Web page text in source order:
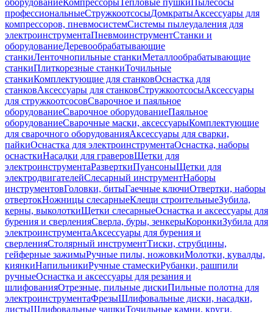
оборудованиеКомпрессорыТепловые пушкиПылесосы
профессиональныеСтружкоотсосыДомкратыАксессуары для
компрессоров, пневмосистемСистемы пылеудаления для
электроинструментаПневмоинструментСтанки и
оборудованиеДеревообрабатывающие
станкиЛенточнопильные станкиМеталлообрабатывающие
станкиПлиткорезные станкиТочильные
станкиКомплектующие для станковОснастка для
станковАксессуары для станковСтружкоотсосыАксессуары
для стружкоотсосовСварочное и паяльное
оборудованиеСварочное оборудованиеПаяльное
оборудованиеСварочные маски, аксессуарыКомплектующие
для сварочного оборудованияАксессуары для сварки,
пайкиОснастка для электроинструментаОснастка, наборы
оснасткиНасадки для граверовЩетки для
электроинструментаРазверткиПуансоныЩетки для
электродвигателейСлесарный инструментНаборы
инструментовГоловки, битыГаечные ключиОтвертки, наборы
отвертокНожницы слесарныеКлещи строительныеЗубила,
керны, выколоткиЩетки слесарныеОснастка и аксессуары для
бурения и сверленияСверла, буры, зенкерыКоронкиЗубила для
электроинструментаАксессуары для бурения и
сверленияСтолярный инструментТиски, струбцины,
гейферные зажимыРучные пилы, ножовкиМолотки, кувалды,
киянкиНапильникиРучные стамескиРубанки, рашпили
ручныеОснастка и аксессуары для резания и
шлифованияОтрезные, пильные дискиПильные полотна для
электроинструментаФрезыШлифовальные диски, насадки,
листыШлифовальные чашкиТочильные камни, круги,